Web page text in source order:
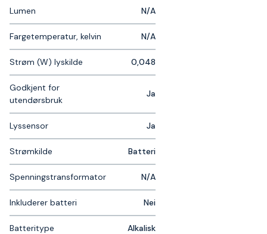
Lumen N/A
Fargetemperatur, kelvin N/A
Strøm (W) lyskilde 0,048
Godkjent for
utendørsbruk
Ja
Lyssensor Ja
Strømkilde Batteri
Spenningstransformator N/A
Inkluderer batteri Nei
Batteritype Alkalisk